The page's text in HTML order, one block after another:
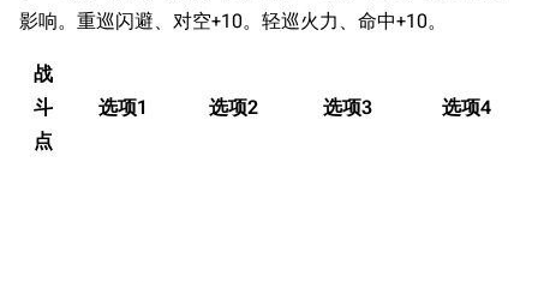
影响。重巡闪避、对空+10。轻巡火力、命中+10。
战
斗
点
选项1 选项2 选项3 选项4